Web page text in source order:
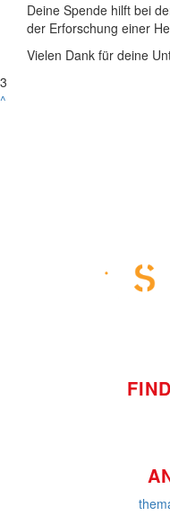
Deine Spende hilft bei
der Erforschung einer
Vielen Dank für deine
3
^